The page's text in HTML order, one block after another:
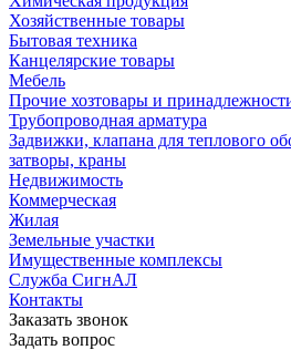
Хозяйственные товары
Бытовая техника
Канцелярские товары
Мебель
Прочие хозтовары и
Трубопроводная арматура
Задвижки, клапана для теплового
затворы, краны
Недвижимость
Коммерческая
Жилая
Земельные участки
Имущественные комплексы
Служба СигнАЛ
Контакты
Заказать звонок
Задать вопрос